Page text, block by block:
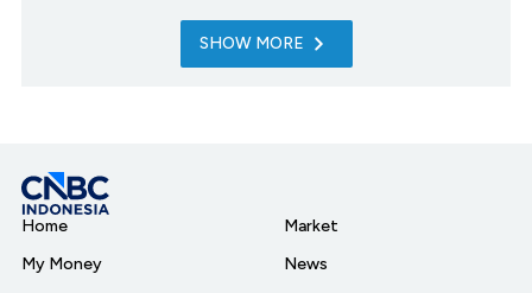
SHOW MORE
Home
My Money
Market
News